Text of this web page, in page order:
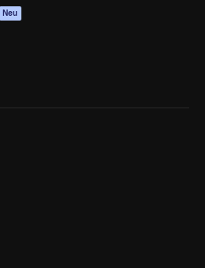
Neu